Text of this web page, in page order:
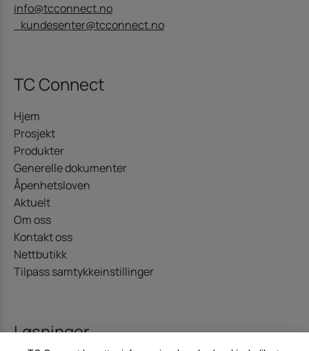
info@tcconnect.no
kundesenter@tcconnect.no
TC Connect
Hjem
Prosjekt
Produkter
Generelle dokumenter
Åpenhetsloven
Aktuelt
Om oss
Kontakt oss
Nettbutikk
Tilpass samtykkeinstillinger
Løsninger